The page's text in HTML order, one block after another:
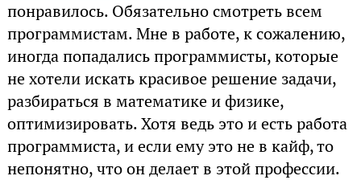
понравилось. Обязательно смотреть всем
программистам. Мне в работе, к сожалению,
иногда попадались программисты, которые
не хотели искать красивое решение задачи,
разбираться в математике и физике,
оптимизировать. Хотя ведь это и есть работа
программиста, и если ему это не в кайф, то
непонятно, что он делает в этой профессии.